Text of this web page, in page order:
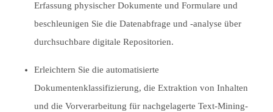
Erfassung physischer Dokumente und Formulare und
beschleunigen Sie die Datenabfrage und -analyse über
durchsuchbare digitale Repositorien.
Erleichtern Sie die automatisierte
Dokumentenklassifizierung, die Extraktion von Inhalten
und die Vorverarbeitung für nachgelagerte Text-Mining-